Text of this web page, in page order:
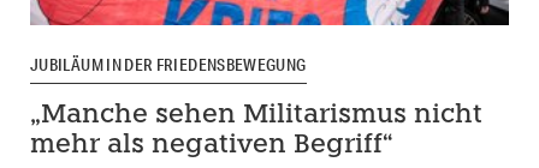
JUBILÄUM IN DER FRIEDENSBEWEGUNG
„Manche sehen Militarismus nicht
mehr als negativen Begriff“